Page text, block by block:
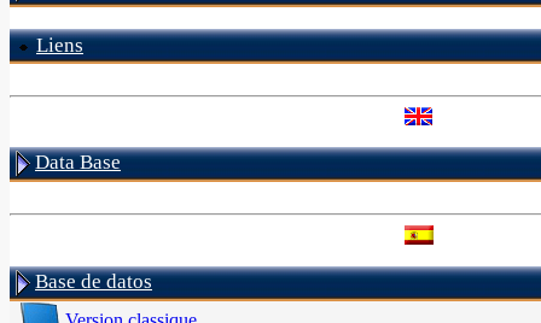
Liens
Data Base
Base de datos